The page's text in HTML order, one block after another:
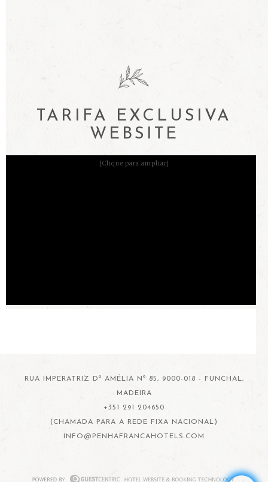
TARIFA EXCLUSIVA
WEBSITE
[Clique para ampliar]
RUA IMPERATRIZ Dª AMÉLIA Nº 85, 9000-018 - FUNCHAL,
MADEIRA
+351 291 204650
(CHAMADA PARA A REDE FIXA NACIONAL)
INFO@PENHAFRANCAHOTELS.COM